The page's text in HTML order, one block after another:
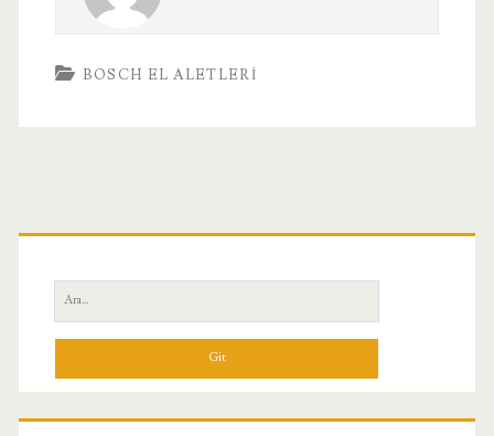
BOSCH EL ALETLERI
Birincil
Yan
Menü
Ara: